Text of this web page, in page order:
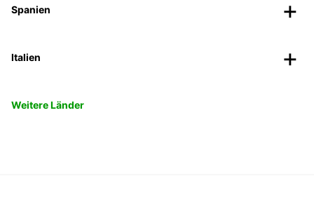
Spanien
Italien
Weitere Länder